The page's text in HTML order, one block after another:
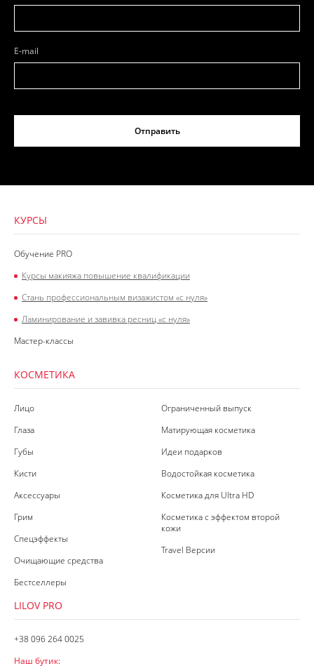
E-mail
Отправить
КУРСЫ
Обучение PRO
Курсы макияжа повышение квалификации
Стань профессиональным визажистом «с нуля»
Ламинирование и завивка ресниц «с нуля»
Мастер-классы
КОСМЕТИКА
Лицо
Глаза
Губы
Кисти
Аксессуары
Грим
Спецэффекты
Очищающие средства
Бестселлеры
Ограниченный выпуск
Матирующая косметика
Идеи подарков
Водостойкая косметика
Косметика для Ultra HD
Косметика с эффектом второй
кожи
Travel Версии
LILOV PRO
+38 096 264 0025
Наш бутик: